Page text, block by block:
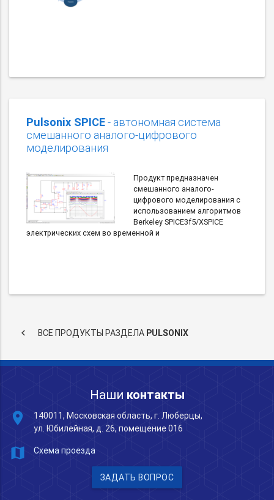
Pulsonix SPICE- автономная система
смешанного аналого-цифрового
моделирования
Продукт предназначен
смешанного аналого-
цифрового моделирования с
использованием алгоритмов
Berkeley SPICE3f5/XSPICE
электрических схем во временной и
keyboard_arrow_left ВСЕ ПРОДУКТЫ РАЗДЕЛА PULSONIX
Наши контакты
place
140011, Московская область, г. Люберцы,
ул. Юбилейная, д. 26, помещение 016
map Схема проезда
ЗАДАТЬ ВОПРОС